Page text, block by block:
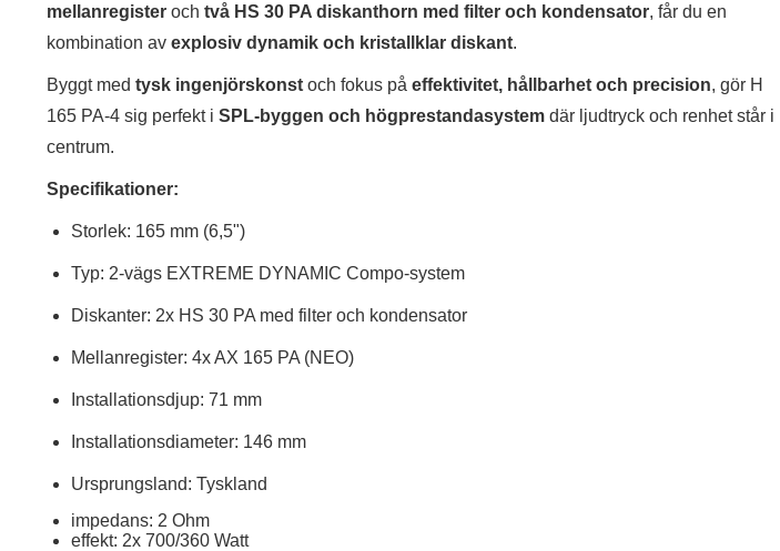
mellanregister och två HS 30 PA diskanthorn med filter och kondensator, får du en
kombination av explosiv dynamik och kristallklar diskant.
Byggt med tysk ingenjörskonst och fokus på effektivitet, hållbarhet och precision, gör H
165 PA-4 sig perfekt i SPL-byggen och högprestandasystem där ljudtryck och renhet står i
centrum.
Specifikationer:
Storlek: 165 mm (6,5")
Typ: 2-vägs EXTREME DYNAMIC Compo-system
Diskanter: 2x HS 30 PA med filter och kondensator
Mellanregister: 4x AX 165 PA (NEO)
Installationsdjup: 71 mm
Installationsdiameter: 146 mm
Ursprungsland: Tyskland
impedans: 2 Ohm
effekt: 2x 700/360 Watt